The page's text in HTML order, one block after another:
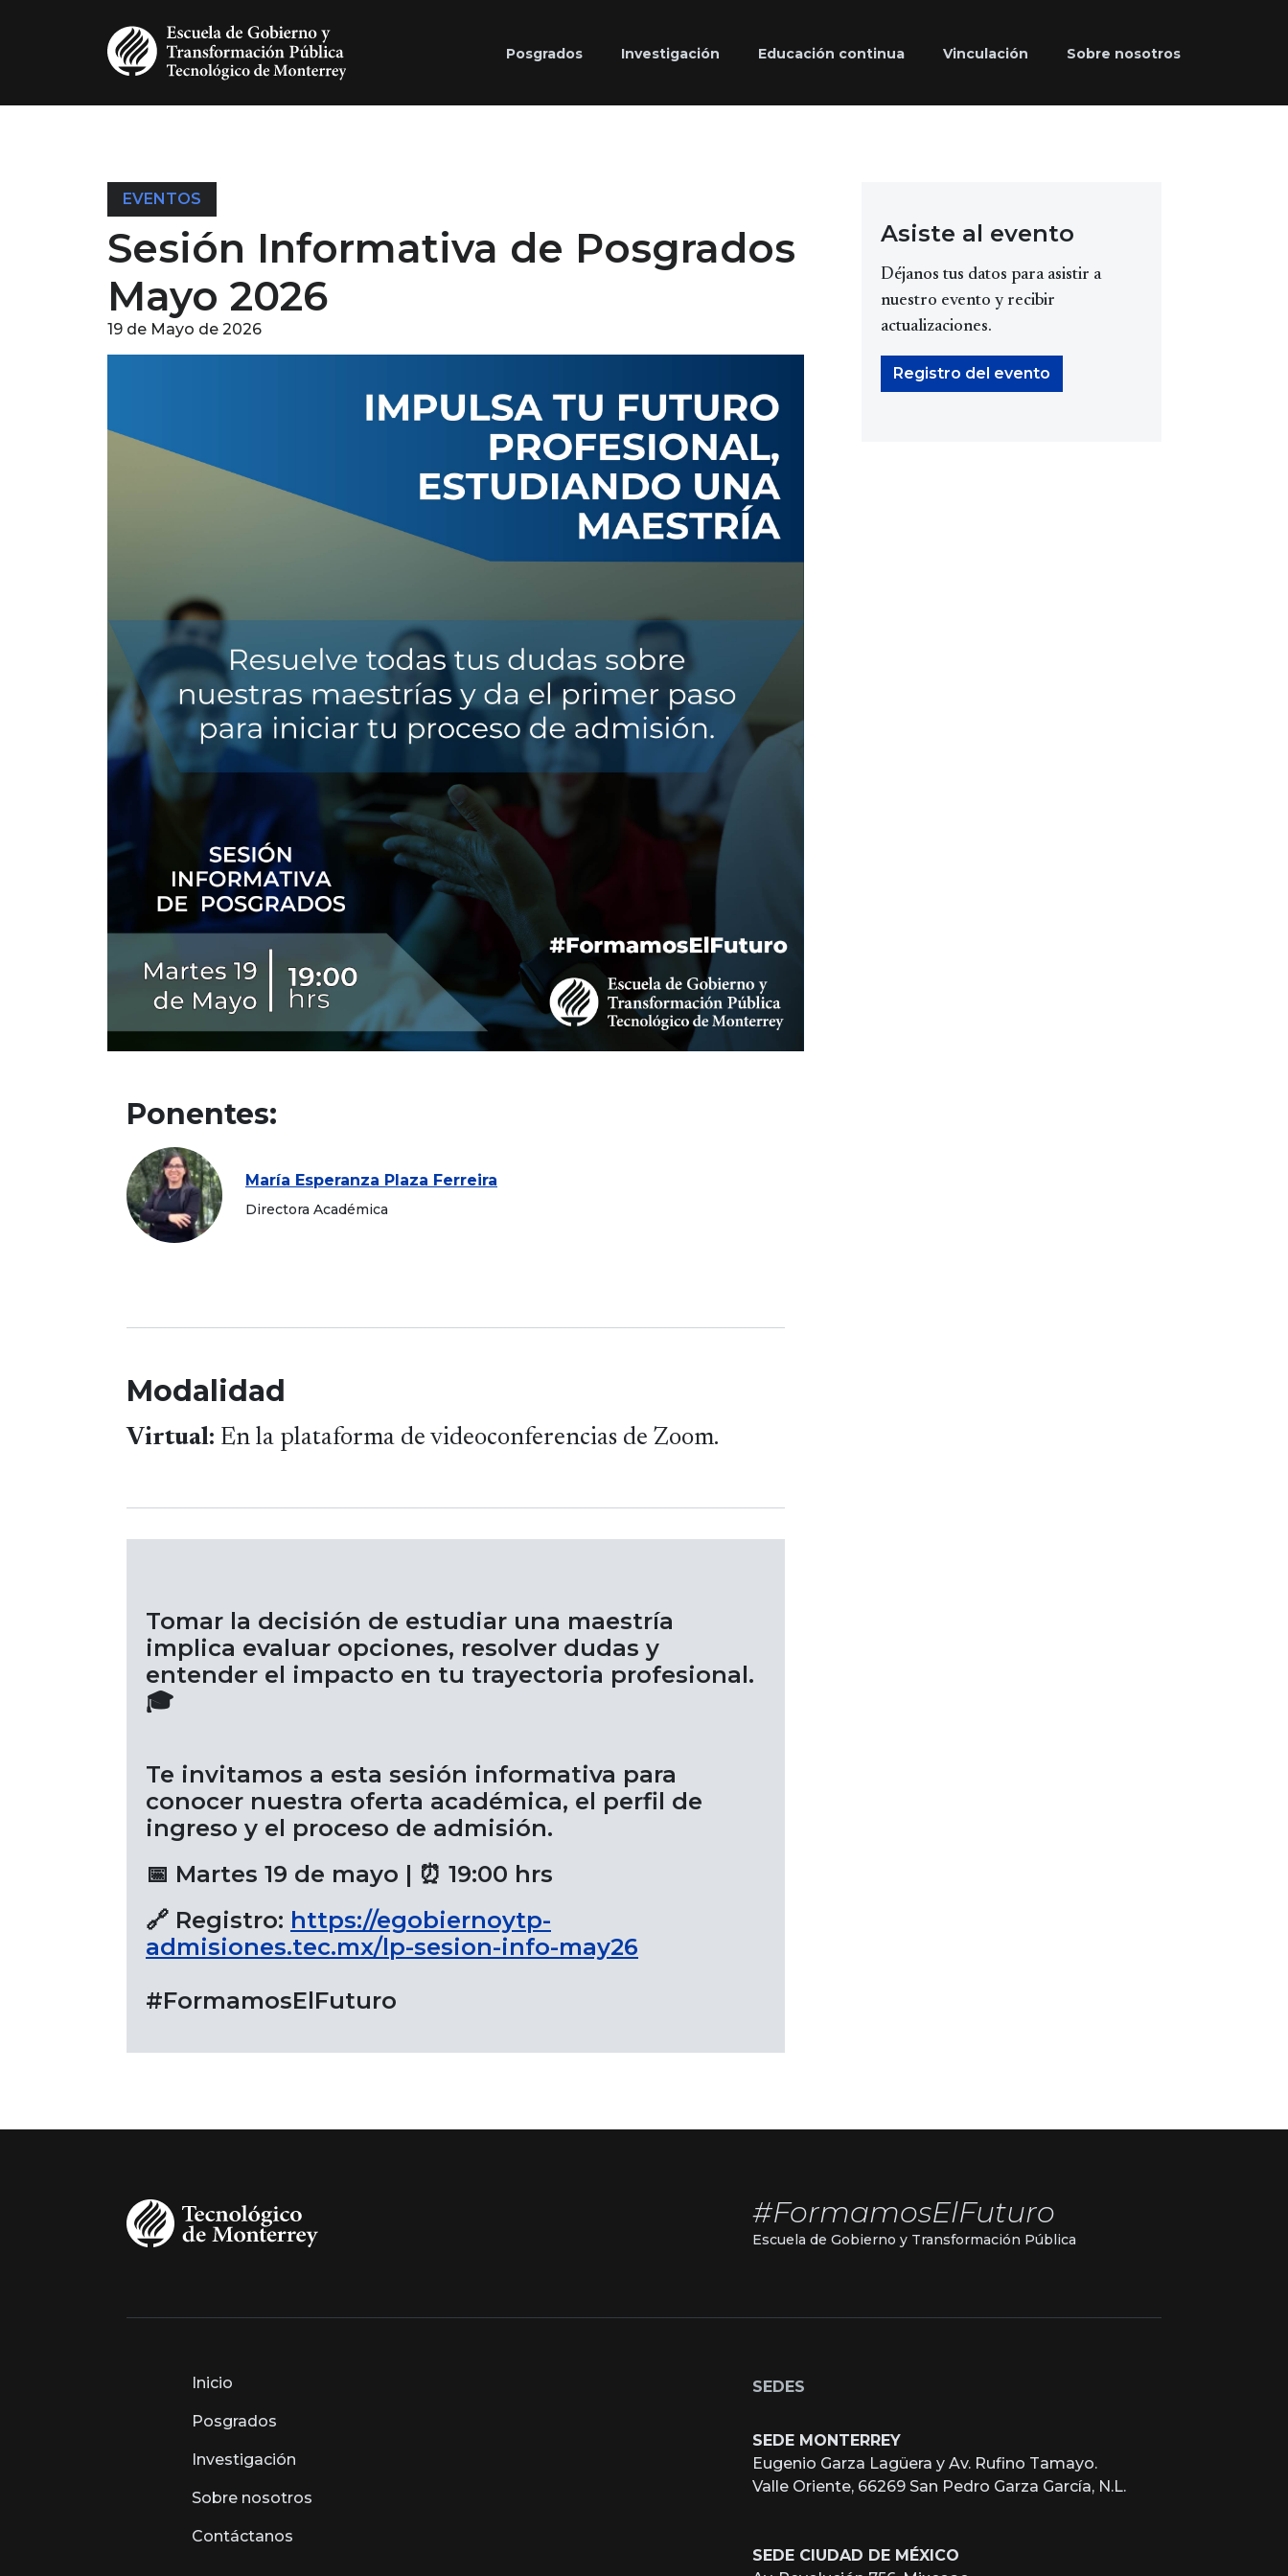
Posgrados Investigación Educación continua Vinculación Sobre nosotros
EVENTOS
Sesión Informativa de Posgrados
Mayo 2026
19 de Mayo de 2026
Ponentes:
María Esperanza Plaza Ferreira
Directora Académica
Modalidad
Virtual: En la plataforma de videoconferencias de Zoom.
Tomar la decisión de estudiar una maestría
implica evaluar opciones, resolver dudas y
entender el impacto en tu trayectoria profesional.
🎓
Te invitamos a esta sesión informativa para
conocer nuestra oferta académica, el perfil de
ingreso y el proceso de admisión.
📅 Martes 19 de mayo | ⏰ 19:00 hrs
🔗 Registro: https://egobiernoytp-
admisiones.tec.mx/lp-sesion-info-may26
#FormamosElFuturo
Asiste al evento
Déjanos tus datos para asistir a
nuestro evento y recibir
actualizaciones.
Registro del evento
#FormamosElFuturo
Escuela de Gobierno y Transformación Pública
Inicio
Posgrados
Investigación
Sobre nosotros
Contáctanos
SEDES
SEDE MONTERREY
Eugenio Garza Lagüera y Av. Rufino Tamayo.
Valle Oriente, 66269 San Pedro Garza García, N.L.
SEDE CIUDAD DE MÉXICO